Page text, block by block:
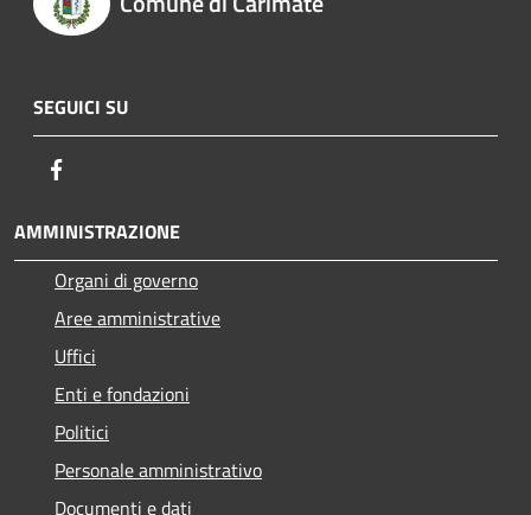
SEGUICI SU
AMMINISTRAZIONE
Organi di governo
Aree amministrative
Uffici
Enti e fondazioni
Politici
Personale amministrativo
Documenti e dati